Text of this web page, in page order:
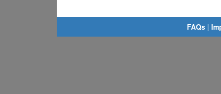
FAQs |